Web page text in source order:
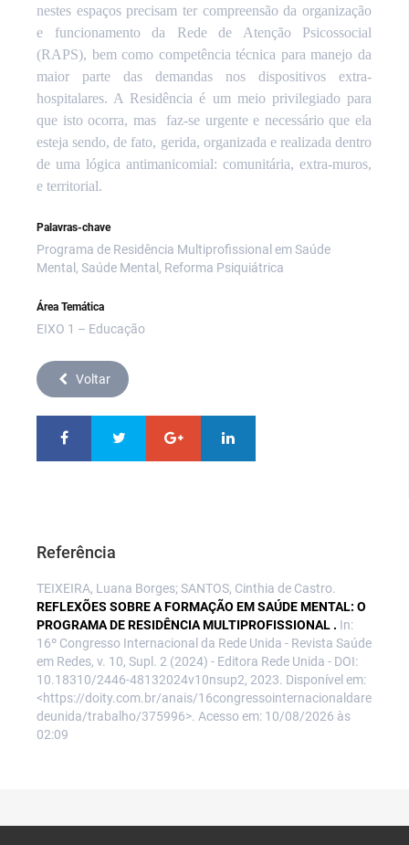
nestes espaços precisam ter compreensão da organização
e funcionamento da Rede de Atenção Psicossocial
(RAPS), bem como competência técnica para manejo da
maior parte das demandas nos dispositivos extra-
hospitalares. A Residência é um meio privilegiado para
que isto ocorra, mas
faz-se urgente e necessário que ela
esteja sendo, de fato, gerida, organizada e realizada dentro
de uma lógica antimanicomial: comunitária, extra-muros,
e territorial.
Palavras-chave
Programa de Residência Multiprofissional em Saúde
Mental, Saúde Mental, Reforma Psiquiátrica
Área Temática
EIXO 1 – Educação
Voltar
Referência
TEIXEIRA, Luana Borges; SANTOS, Cinthia de Castro.
REFLEXÕES SOBRE A FORMAÇÃO EM SAÚDE MENTAL: O
PROGRAMA DE RESIDÊNCIA MULTIPROFISSIONAL . In:
16º Congresso Internacional da Rede Unida - Revista Saúde
em Redes, v. 10, Supl. 2 (2024) - Editora Rede Unida - DOI:
10.18310/2446-48132024v10nsup2, 2023. Disponível em:
<https://doity.com.br/anais/16congressointernacionaldare
deunida/trabalho/375996>. Acesso em: 10/08/2026 às
02:09